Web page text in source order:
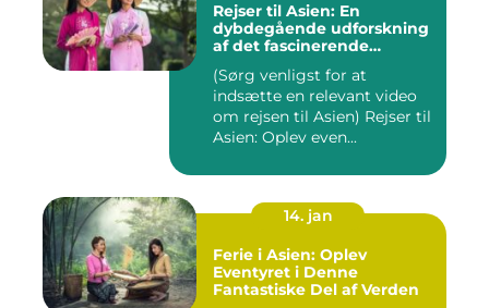
Rejser til Asien: En
dybdegående udforskning
af det fascinerende
(Sørg venligst for at
indsætte en relevant video
om rejsen til Asien) Rejser til
Asien: Oplev even...
14. jan
Ferie i Asien: Oplev
Eventyret i Denne
Fantastiske Del af Verden